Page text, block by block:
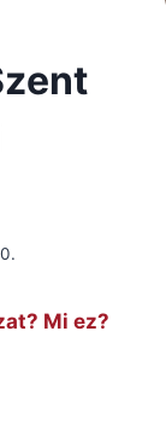
Mi ez?